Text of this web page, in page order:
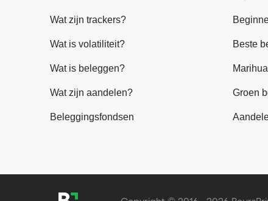
Wat zijn trackers?
Wat is volatiliteit?
Wat is beleggen?
Wat zijn aandelen?
Beleggingsfondsen
Beste
Groen